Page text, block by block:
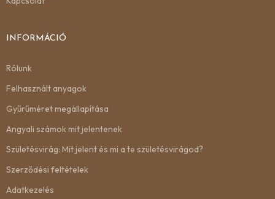
INFORMÁCIÓ
Rólunk
Felhasznált anyagok
Gyűrűméret megállapítása
Angyali számok mit jelentenek
Születésvirág: Mit jelent és mi a te születésvirágod?
Szerződési feltételek
Adatkezelés